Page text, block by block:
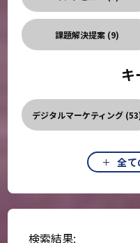
課題解決提案 (9)
キ
デジタルマーケティング (53
ブランディング (8)
SFA (7)
全て
検索結果: